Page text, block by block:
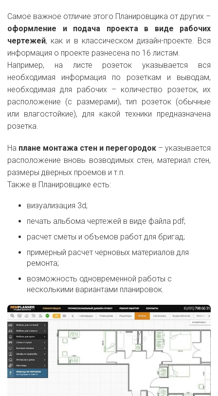
Самое важное отличие этого Планировщика от других –
оформление и подача проекта в виде рабочих
чертежей, как и в классическом дизайн-проекте. Вся
информация о проекте разнесена по 16 листам.
Например, на листе розеток указывается вся
необходимая информация по розеткам и выводам,
необходимая для рабочих – количество розеток, их
расположение (с размерами), тип розеток (обычные
или влагостойкие), для какой техники предназначена
розетка.
На плане монтажа стен и перегородок – указывается
расположение вновь возводимых стен, материал стен,
размеры дверных проемов и т.п.
Также в Планировщике есть:
визуализация 3d;
печать альбома чертежей в виде файла pdf;
расчет сметы и объемов работ для бригад;
примерный расчет черновых материалов для
ремонта;
возможность одновременной работы с
несколькими вариантами планировок.